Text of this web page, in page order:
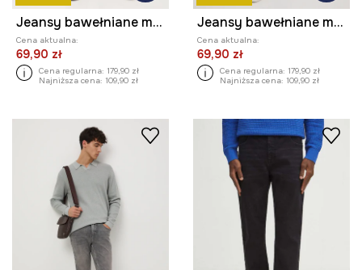
Jeansy bawełniane męskie carrot z efektem sprania
Cena aktualna:
69,90 zł
Cena regularna: 179,90 zł
Najniższa cena: 109,90 zł
Jeansy bawełniane męskie carrot z efektem sprania
Cena aktualna:
69,90 zł
Cena regularna: 179,90 zł
Najniższa cena: 109,90 zł